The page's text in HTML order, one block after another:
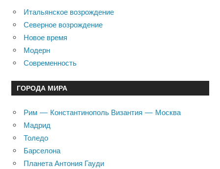
Итальянское возрождение
Северное возрождение
Новое время
Модерн
Современность
ГОРОДА МИРА
Рим — Константинополь Византия — Москва
Мадрид
Толедо
Барселона
Планета Антония Гауди